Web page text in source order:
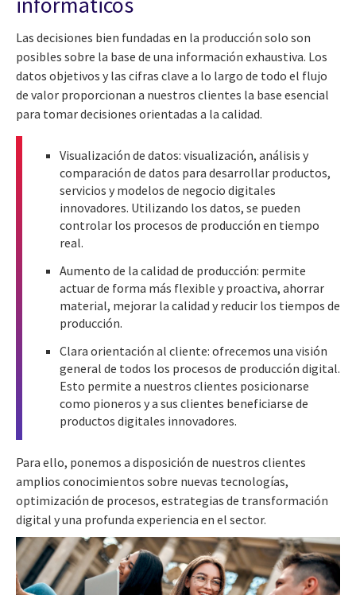
Las decisiones bien fundadas en la producción solo son
posibles sobre la base de una información exhaustiva. Los
datos objetivos y las cifras clave a lo largo de todo el flujo
de valor proporcionan a nuestros clientes la base esencial
para tomar decisiones orientadas a la calidad.
Visualización de datos: visualización, análisis y
comparación de datos para desarrollar productos,
servicios y modelos de negocio digitales
innovadores. Utilizando los datos, se pueden
controlar los procesos de producción en tiempo
real.
Aumento de la calidad de producción: permite
actuar de forma más flexible y proactiva, ahorrar
material, mejorar la calidad y reducir los tiempos de
producción.
Clara orientación al cliente: ofrecemos una visión
general de todos los procesos de producción digital.
Esto permite a nuestros clientes posicionarse
como pioneros y a sus clientes beneficiarse de
productos digitales innovadores.
Para ello, ponemos a disposición de nuestros clientes
amplios conocimientos sobre nuevas tecnologías,
optimización de procesos, estrategias de transformación
digital y una profunda experiencia en el sector.